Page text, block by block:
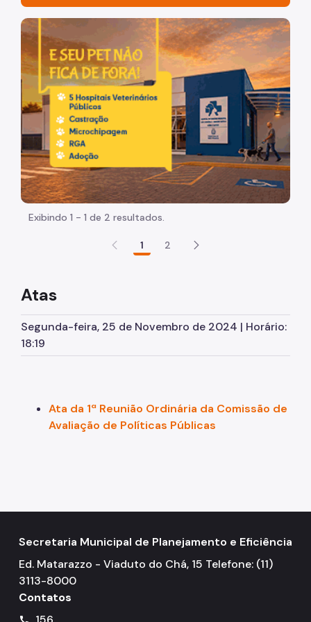
Acesso à Informação
Participação Social
Quadro de Serviços
Proteção de Dados Pessoais
Agenda do Secretário
A Secretaria
Equipe
Planejamento e Eficiência
Orçamento
ObservaSampa
Comissão de Avaliação de Políticas Públicas
Notícias
Imagem de um cachorro caramelo e uma gata rajada,
Exibindo 1 - 1 de 2 resultados.
1 2
Atas
Segunda-feira, 25 de Novembro de 2024 | Horário:
18:19
Ata da 1ª Reunião Ordinária da Comissão de
Avaliação de Políticas Públicas
Secretaria Municipal de Planejamento e Eficiência
Ed. Matarazzo - Viaduto do Chá, 15 Telefone: (11)
3113-8000
Contatos
call